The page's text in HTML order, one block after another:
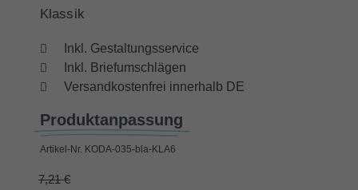
Klassik
Inkl. Gestaltungsservice
Inkl. Briefumschlägen
Versandkostenfrei innerhalb DE
Produktanpassung
Artikel-Nr. KODA-035-bla-KLA6
7,21 €